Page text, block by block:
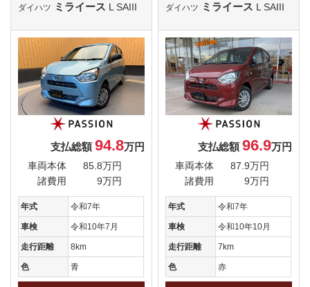
ダイハツ ミライース L SAIII
支払総額94.8万円
車両本体
85.8万円
諸費用
9万円
年式 令和7年
車検 令和10年7月
走行距離 8km
色 青
ダイハツ ミライース L SAIII
支払総額96.9万円
車両本体
87.9万円
諸費用
9万円
年式 令和7年
車検 令和10年10月
走行距離 7km
色 赤